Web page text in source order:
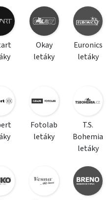
Okay
letáky
Euronics
letáky
Fotolab
letáky
T.S.
Bohemia
letáky